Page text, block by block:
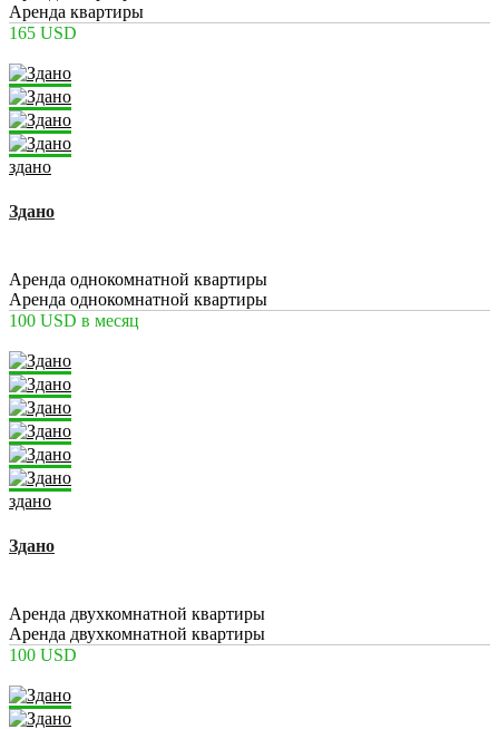
Аренда квартиры
165 USD
здано
Здано
Аренда однокомнатной квартиры
Аренда однокомнатной квартиры
100 USD в месяц
здано
Здано
Аренда двухкомнатной квартиры
Аренда двухкомнатной квартиры
100 USD